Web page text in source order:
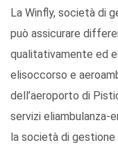
La Winfly, società di
può assicurare
qualitativamente ed
elisoccorso e
dell’aeroporto di
servizi eliambulanza-
la società di